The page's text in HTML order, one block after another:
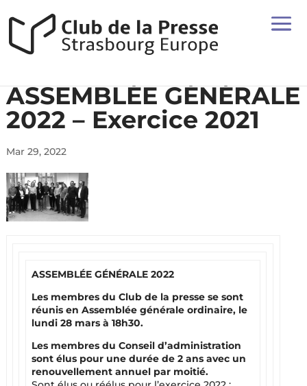
ASSEMBLÉE GÉNÉRALE
2022 – Exercice 2021
Mar 29, 2022
ASSEMBLÉE GÉNÉRALE 2022
Les membres du Club de la presse se sont
réunis en Assemblée générale ordinaire, le
lundi 28 mars à 18h30.
Les membres du Conseil d’administration
sont élus pour une durée de 2 ans avec un
renouvellement annuel par moitié.